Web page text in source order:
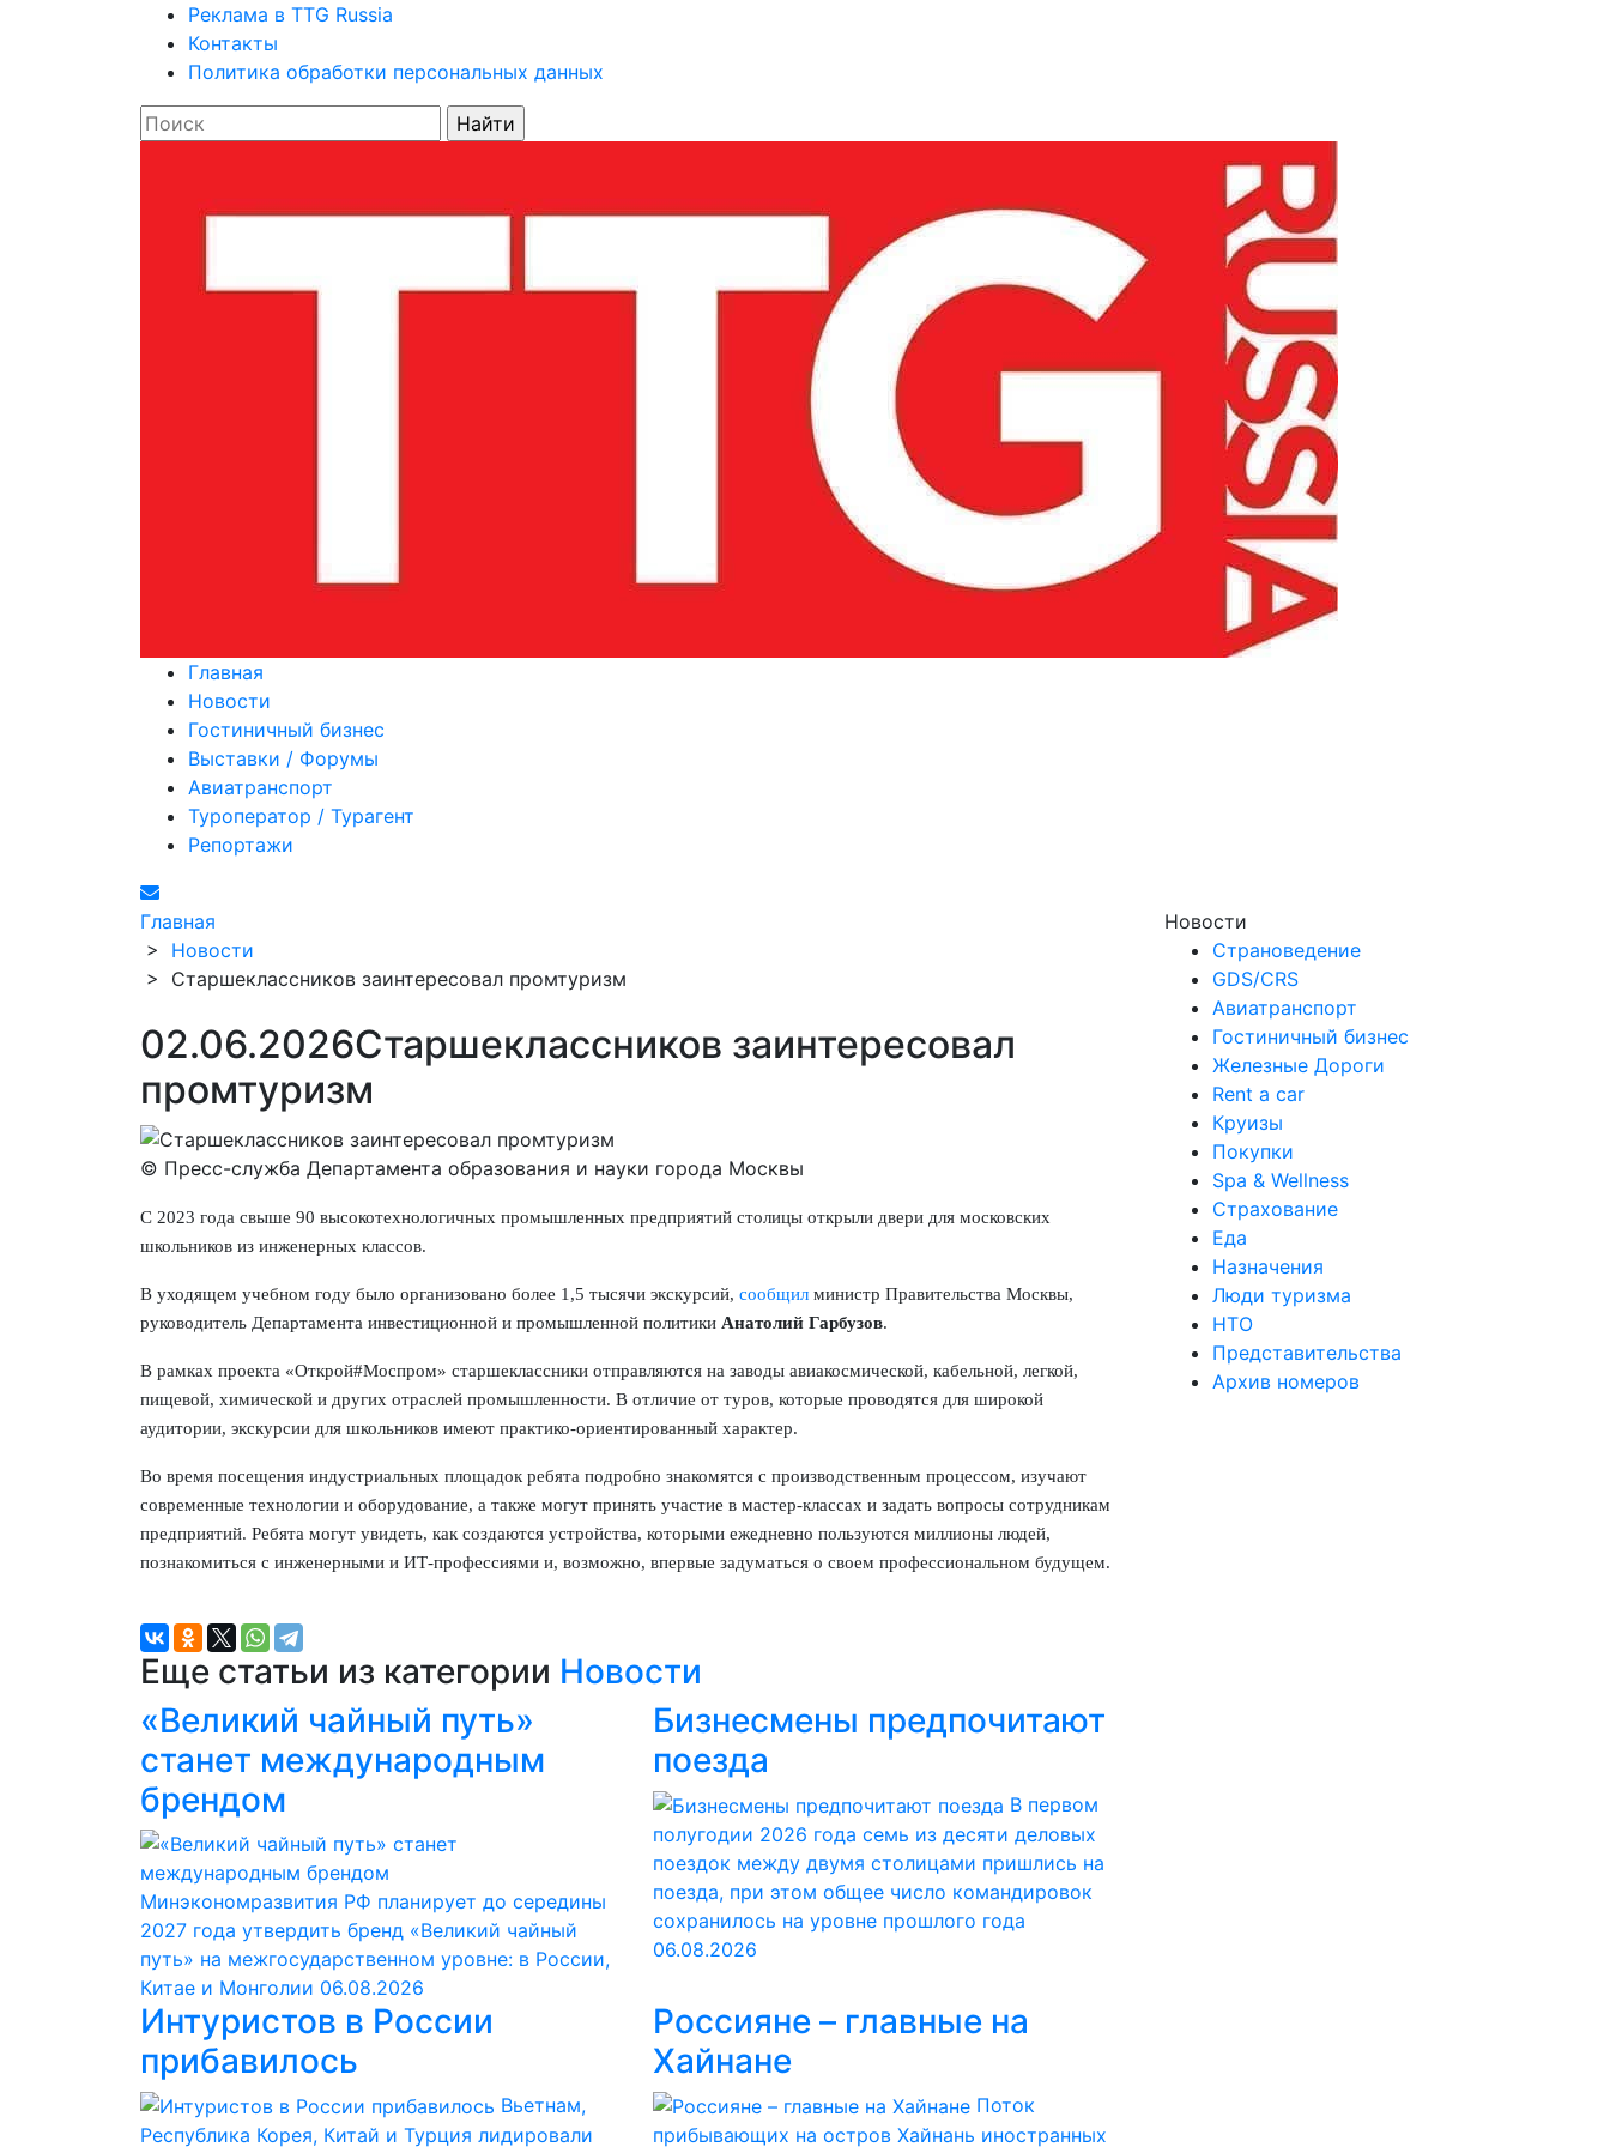
Реклама в TTG Russia
Контакты
Политика обработки персональных данных
Главная
Новости
Гостиничный бизнес
Выставки / Форумы
Авиатранспорт
Туроператор / Турагент
Репортажи
Главная
> Новости
> Старшеклассников заинтересовал промтуризм
02.06.2026Старшеклассников заинтересовал
промтуризм
© Пресс-служба Департамента образования и науки города Москвы
С 2023 года свыше 90 высокотехнологичных промышленных предприятий столицы открыли двери для московских
школьников из инженерных классов.
В уходящем учебном году было организовано более 1,5 тысячи экскурсий, сообщил министр Правительства Москвы,
руководитель Департамента инвестиционной и промышленной политики Анатолий Гарбузов.
В рамках проекта «Открой#Моспром» старшеклассники отправляются на заводы авиакосмической, кабельной, легкой,
пищевой, химической и других отраслей промышленности. В отличие от туров, которые проводятся для широкой
аудитории, экскурсии для школьников имеют практико-ориентированный характер.
Во время посещения индустриальных площадок ребята подробно знакомятся с производственным процессом, изучают
современные технологии и оборудование, а также могут принять участие в мастер-классах и задать вопросы сотрудникам
предприятий. Ребята могут увидеть, как создаются устройства, которыми ежедневно пользуются миллионы людей,
познакомиться с инженерными и ИТ-профессиями и, возможно, впервые задуматься о своем профессиональном будущем.
Еще статьи из категории Новости
«Великий чайный путь»
станет международным
брендом
Минэкономразвития РФ планирует до середины
2027 года утвердить бренд «Великий чайный
путь» на межгосударственном уровне: в России,
Китае и Монголии 06.08.2026
Бизнесмены предпочитают
поезда
В первом
полугодии 2026 года семь из десяти деловых
поездок между двумя столицами пришлись на
поезда, при этом общее число командировок
сохранилось на уровне прошлого года
06.08.2026
Интуристов в России
прибавилось
Вьетнам,
Республика Корея, Китай и Турция лидировали
Россияне – главные на
Хайнане
Поток
прибывающих на остров Хайнань иностранных
Новости
Страноведение
GDS/CRS
Авиатранспорт
Гостиничный бизнес
Железные Дороги
Rent a car
Круизы
Покупки
Spa & Wellness
Страхование
Еда
Назначения
Люди туризма
НТО
Представительства
Архив номеров